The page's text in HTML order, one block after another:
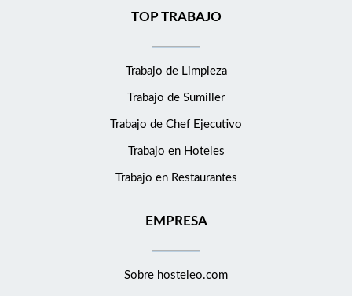
TOP TRABAJO
Trabajo de Limpieza
Trabajo de Sumiller
Trabajo de Chef Ejecutivo
Trabajo en Hoteles
Trabajo en Restaurantes
EMPRESA
Sobre hosteleo.com